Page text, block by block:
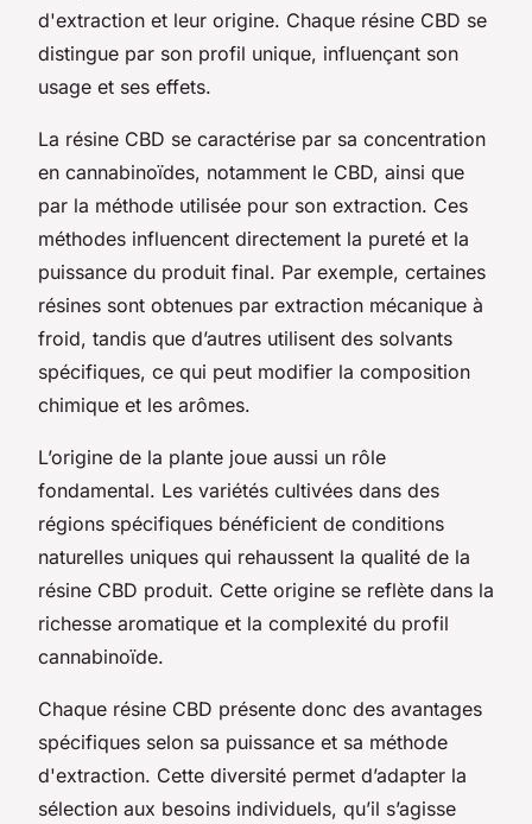
d'extraction et leur origine. Chaque résine CBD se
distingue par son profil unique, influençant son
usage et ses effets.
La résine CBD se caractérise par sa concentration
en cannabinoïdes, notamment le CBD, ainsi que
par la méthode utilisée pour son extraction. Ces
méthodes influencent directement la pureté et la
puissance du produit final. Par exemple, certaines
résines sont obtenues par extraction mécanique à
froid, tandis que d’autres utilisent des solvants
spécifiques, ce qui peut modifier la composition
chimique et les arômes.
L’origine de la plante joue aussi un rôle
fondamental. Les variétés cultivées dans des
régions spécifiques bénéficient de conditions
naturelles uniques qui rehaussent la qualité de la
résine CBD produit. Cette origine se reflète dans la
richesse aromatique et la complexité du profil
cannabinoïde.
Chaque résine CBD présente donc des avantages
spécifiques selon sa puissance et sa méthode
d'extraction. Cette diversité permet d’adapter la
sélection aux besoins individuels, qu’il s’agisse